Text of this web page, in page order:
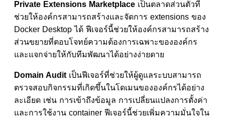
Private Extensions Marketplace เป็นตลาดส่วนตัวที่
ช่วยให้องค์กรสามารถสร้างและจัดการ extensions ของ
Docker Desktop ได้ ฟีเจอร์นี้ช่วยให้องค์กรสามารถสร้าง
ส่วนขยายที่ตอบโจทย์ความต้องการเฉพาะขององค์กร
และแจกจ่ายให้กับทีมพัฒนาได้อย่างง่ายดาย
Domain Audit เป็นฟีเจอร์ที่ช่วยให้ผู้ดูแลระบบสามารถ
ตรวจสอบกิจกรรมที่เกิดขึ้นในโดเมนขององค์กรได้อย่าง
ละเอียด เช่น การเข้าถึงข้อมูล การเปลี่ยนแปลงการตั้งค่า
และการใช้งาน container ฟีเจอร์นี้ช่วยเพิ่มความมั่นใจใน